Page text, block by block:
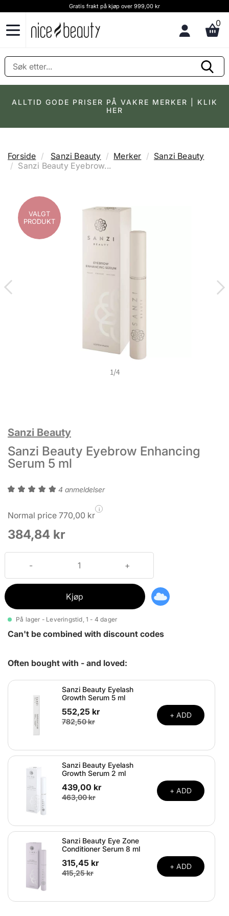
Gratis frakt på kjøp over 999,00 kr
0
ALLTID GODE PRISER PÅ VAKRE MERKER | KLIK
HER
Forside Sanzi Beauty Merker
Sanzi Beauty
Sanzi Beauty Eyebrow...
VALGT
PRODUKT
VALGT
PRODUKT
VALGT
PRODUKT
VALGT
PRODUKT
1/4
Sanzi Beauty
Sanzi Beauty Eyebrow Enhancing
Serum 5 ml
4 anmeldelser
Normal price 770,00 kr
i
384,84 kr
Kjøp
På lager - Leveringstid, 1 - 4 dager
Can't be combined with discount codes
Often bought with - and loved:
Sanzi Beauty Eyelash
Growth Serum 5 ml
552,25 kr
782,50 kr
+ ADD
Sanzi Beauty Eyelash
Growth Serum 2 ml
439,00 kr
463,00 kr
+ ADD
Sanzi Beauty Eye Zone
Conditioner Serum 8 ml
315,45 kr
415,25 kr
+ ADD